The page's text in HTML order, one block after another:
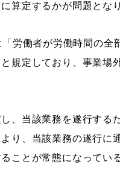
算定するかが問題とな
労働者が労働時間の
規定しており、事業
、当該業務を遂行す
り、当該業務の遂行
ことが常態になって